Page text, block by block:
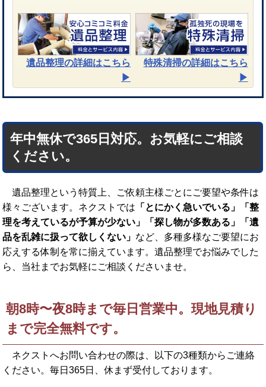
遺品整理の詳細はこちら
▶︎
特殊清掃の詳細はこちら
▶︎
年中無休で365日対応。お気軽にご相談
ください。
遺品整理という特質上、ご依頼主様ごとにご要望や条件は
様々ございます。ネクストでは 「とにかく急いでいる」「整
理を考えているが予算が少ない」「探し物が多数ある」「遺
品を乱雑に扱って欲しくない」 など、多種多様なご要望にお
応えする体制を常に揃えています。遺品整理でお悩みでした
ら、当社までお気軽にご相談くださいませ。
朝8時〜夜8時まで毎日営業中。現地見積り
まで完全無料です。
ネクストへお問い合わせの際は、以下の3種類からご連絡
ください。毎日365日、休まず受付しております。